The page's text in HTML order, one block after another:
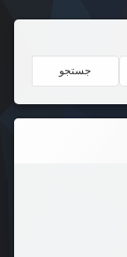
جستجو